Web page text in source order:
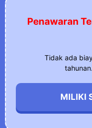
Penawaran
Tidak ada
MILIKI